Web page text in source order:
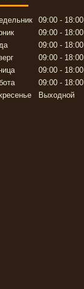
09:00
18:00
09:00
18:00
09:00
18:00
09:00
18:00
09:00
18:00
09:00
18:00
Выходной